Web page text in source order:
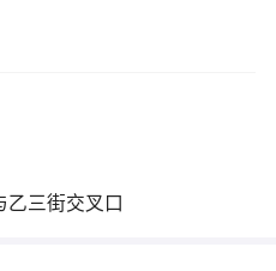
乙三街交叉口